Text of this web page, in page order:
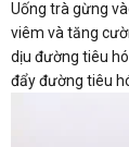
Uống trà gừng
viêm và tăng
dịu đường tiêu
đẩy đường tiêu